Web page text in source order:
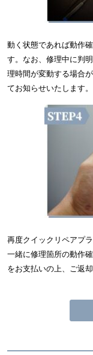
動く状態であれば動作
す。なお、修理中に判
理時間が変動する場合
てお知らせいたします。
再度クイックリペアプ
一緒に修理箇所の動作
をお支払いの上、ご返却